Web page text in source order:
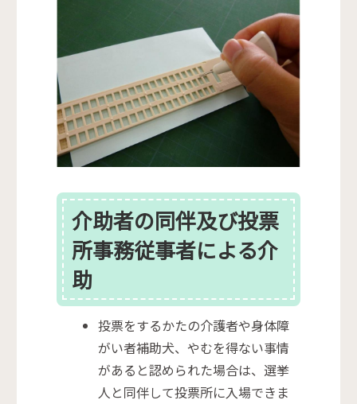
介助者の同伴及び投票
所事務従事者による介
助
投票をするかたの介護者や身体障
がい者補助犬、やむを得ない事情
があると認められた場合は、選挙
人と同伴して投票所に入場できま